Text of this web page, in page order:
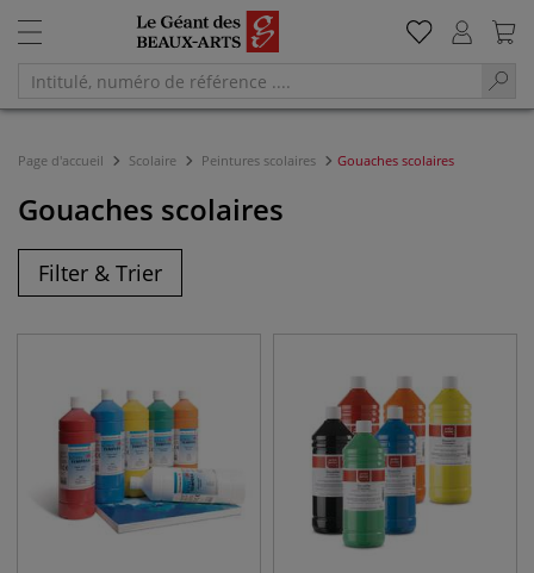
Page d'accueil Scolaire Peintures scolaires Gouaches scolaires
Gouaches scolaires
Filter & Trier